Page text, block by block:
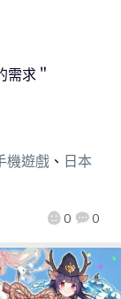
0 0
需求＂
機遊戲、 日本